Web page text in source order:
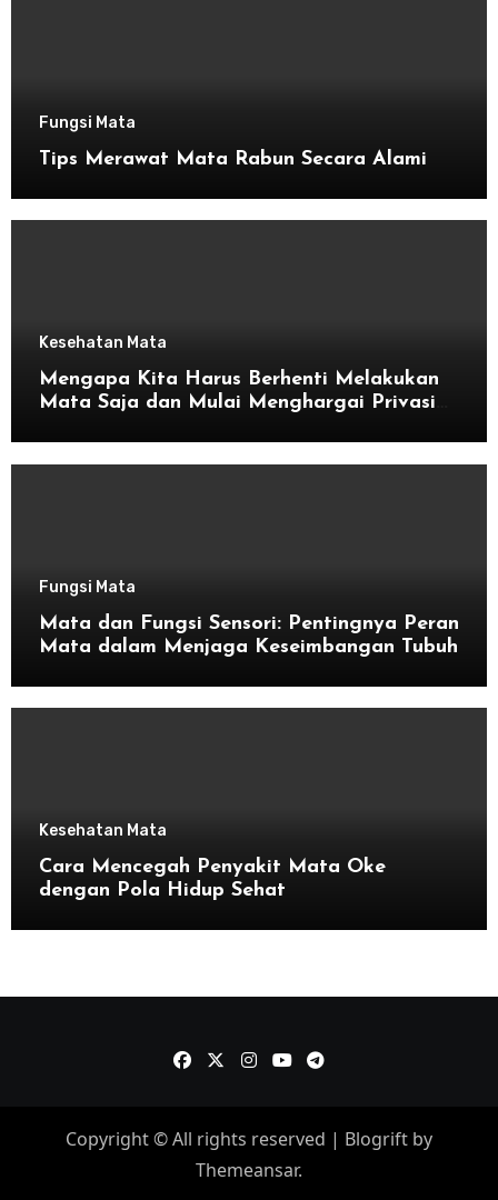
Fungsi Mata
Tips Merawat Mata Rabun Secara Alami
Kesehatan Mata
Mengapa Kita Harus Berhenti Melakukan
Mata Saja dan Mulai Menghargai Privasi
Fungsi Mata
Mata dan Fungsi Sensori: Pentingnya Peran
Mata dalam Menjaga Keseimbangan Tubuh
Kesehatan Mata
Cara Mencegah Penyakit Mata Oke
dengan Pola Hidup Sehat
Copyright © All rights reserved | Blogrift by
Themeansar.